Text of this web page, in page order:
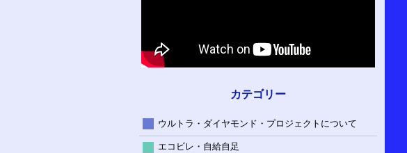
カテゴリー
ウルトラ・ダイヤモンド・プロジェクトについて
エコビレ・自給自足